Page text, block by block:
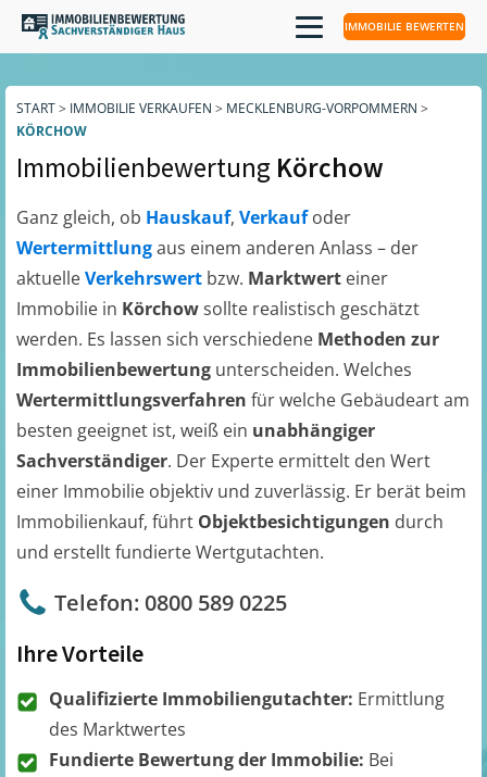
IMMOBILIE BEWERTEN
START> IMMOBILIE VERKAUFEN > MECKLENBURG-VORPOMMERN >
KÖRCHOW
Immobilienbewertung Körchow
Ganz gleich, ob Hauskauf, Verkaufoder
Wertermittlungaus einem anderen Anlass – der
aktuelleVerkehrswert bzw. Marktwert einer
Immobilie in Körchowsollte realistisch geschätzt
werden. Es lassen sich verschiedene Methoden zur
Immobilienbewertung unterscheiden. Welches
Wertermittlungsverfahren für welche Gebäudeart am
besten geeignet ist, weiß ein unabhängiger
Sachverständiger. Der Experte ermittelt den Wert
einer Immobilie objektiv und zuverlässig. Er berät beim
Immobilienkauf, führt Objektbesichtigungen durch
und erstellt fundierte Wertgutachten.
Telefon: 0800 589 0225
Ihre Vorteile
Qualifizierte Immobiliengutachter: Ermittlung
des Marktwertes
Fundierte Bewertung der Immobilie: Bei